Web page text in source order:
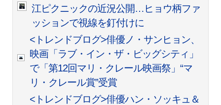
江ピクニックの近況公開…ヒョウ柄ファ
ッションで視線を釘付けに
<トレンドブログ>俳優ノ・サンヒョン、
映画「ラブ・イン・ザ・ビッグシティ」
で「第12回マリ・クレール映画祭」“マ
リ・クレール賞”受賞
<トレンドブログ>俳優ハン・ソッキュ＆